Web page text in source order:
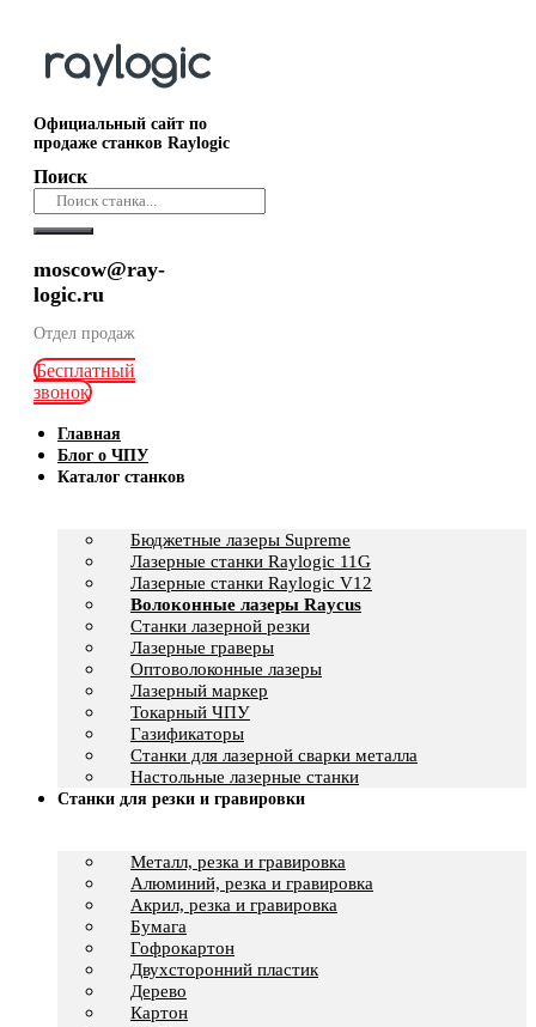
Официальный сайт по
продаже станков Raylogic
Поиск
moscow@ray-
logic.ru
Отдел продаж
Бесплатный
звонок
Главная
Блог о ЧПУ
Каталог станков
Бюджетные лазеры Supreme
Лазерные станки Raylogic 11G
Лазерные станки Raylogic V12
Волоконные лазеры Raycus
Станки лазерной резки
Лазерные граверы
Оптоволоконные лазеры
Лазерный маркер
Токарный ЧПУ
Газификаторы
Cтанки для лазерной сварки металла
Настольные лазерные станки
Станки для резки и гравировки
Металл, резка и гравировка
Алюминий, резка и гравировка
Акрил, резка и гравировка
Бумага
Гофрокартон
Двухсторонний пластик
Дерево
Картон